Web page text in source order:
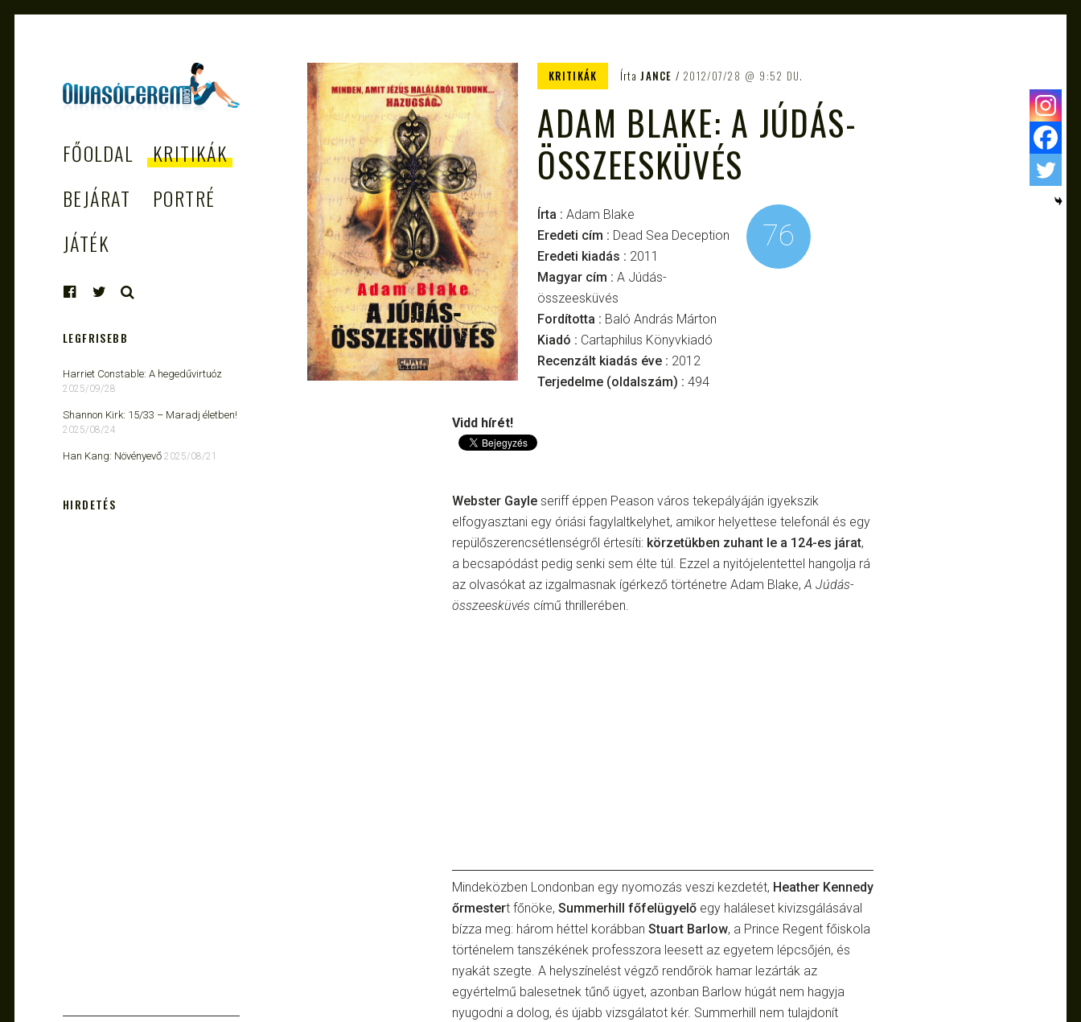
– AZ EGÉSZSÉGES
OLVASÁS
TÁMOGATÓJA
FŐOLDAL
KRITIKÁK
BEJÁRAT
PORTRÉ
JÁTÉK
KRITIKÁK ÍrtaJANCE 2012/07/28 9:52 DU.
ADAM BLAKE: A JÚDÁS-
ÖSSZEESKÜVÉS
Írta : Adam Blake
Eredeti cím : Dead Sea Deception
Eredeti kiadás : 2011
Magyar cím : A Júdás-
összeesküvés
Fordította : Baló András Márton
Kiadó : Cartaphilus Könyvkiadó
Recenzált kiadás éve : 2012
Terjedelme (oldalszám) : 494
76
Vidd hírét!
Webster Gayle seriff éppen Peason város tekepályáján igyekszik
elfogyasztani egy óriási fagylaltkelyhet, amikor helyettese telefonál és egy
repülőszerencsétlenségről értesíti: körzetükben zuhant le a 124-es járat,
a becsapódást pedig senki sem élte túl. Ezzel a nyitójelentettel hangolja rá
az olvasókat az izgalmasnak ígérkező történetre Adam Blake,A Júdás-
összeesküvés című thrillerében.
Mindeközben Londonban egy nyomozás veszi kezdetét, Heather Kennedy
őrmestert főnöke, Summerhill főfelügyelő egy haláleset kivizsgálásával
bízza meg: három héttel korábban Stuart Barlow, a Prince Regent főiskola
történelem tanszékének professzora leesett az egyetem lépcsőjén, és
nyakát szegte. A helyszínelést végző rendőrök hamar lezárták az
egyértelmű balesetnek tűnő ügyet, azonban Barlow húgát nem hagyja
nyugodni a dolog, és újabb vizsgálatot kér. Summerhill nem tulajdonít
LEGFRISEBB
Harriet Constable: A hegedűvirtuóz
2025/09/28
Shannon Kirk: 15/33 ​– Maradj életben!
2025/08/24
Han Kang: Növényevő 2025/08/21
HIRDETÉS